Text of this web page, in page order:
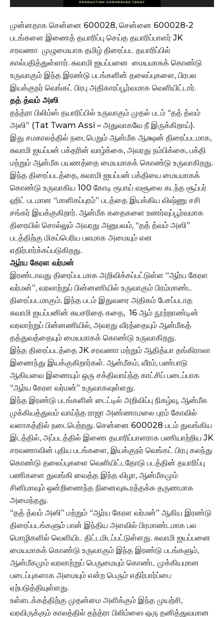
முன்னதாக சென்னை 600028, சென்னை 600028-2
படங்களை இணைத் தயாரிப்பு செய்த தயாரிப்பாளர் JK
சரவணா முழுமையாக தமிழ் திரைப்பட தயாரிப்பில்
கால்பதித்துள்ளார். சுவாமி ஐயப்பனை மையமாகக் கொண்டு
உருவாகும் இந்த இரண்டு படங்களின் தலைப்புகளை, பிரபல
இயக்குநர் வெங்கட் பிரபு அதிகாரப்பூர்வமாக வெளியிட்டார்.
தத் த்வம் அஸி
தந்த்ரா பிலிம்ஸ் தயாரிப்பில் உருவாகும் முதல் படம் “தத் த்வம்
அஸி” (Tat Twam Assi – அதுவாகவே நீ இருக்கிறாய்).
இது சமகாலத்தில் நடைபெறும் ஆன்மீக ஆக்ஷன் திரைப்படமாக,
சுவாமி ஐயப்பன் பக்தரின் வாழ்க்கை, அவரது நம்பிக்கை, பக்தி
மற்றும் ஆன்மீக பயணத்தை மையமாகக் கொண்டு உருவாகிறது.
இந்த திரைப்படத்தை, சுவாமி ஐயப்பன் பக்தியை மையமாகக்
கொண்டு உருவாகிய 100 கோடி ரூபாய் வசூலை கடந்த சூப்பர்
ஹிட் படமான “மாளிகப்புரம்” படத்தை இயக்கிய விஷ்ணு சசி
சங்கர் இயக்குகிறார். ஆன்மீக கதைகளை உணர்வுப்பூர்வமாக
திரையில் சொல்லும் அவரது அனுபவம், “தத் த்வம் அஸி”
படத்திற்கு மிகப்பெரிய பலமாக அமையும் என
எதிர்பார்க்கப்படுகிறது.
ஆர்ய கேரள வர்மன்
இரண்டாவது திரைப்படமாக அறிவிக்கப்பட்டுள்ள “ஆர்ய கேரள
வர்மன்”, வரலாற்றுப் பின்னணியில் உருவாகும் பிரம்மாண்ட
திரைப்படமாகும். இந்த படம் இதுவரை அதிகம் பேசப்படாத
சுவாமி ஐயப்பனின் சுயசரிதை கதை, 16 ஆம் நூற்றாண்டின்
வரலாற்றுப் பின்னணியில், அவரது வீரத்தையும் ஆன்மீகத்
தத்துவத்தையும் மையமாகக் கொண்டு உருவாகிறது.
இந்த திரைப்படத்தை JK சரவணா மற்றும் ஆதித்யா தங்கிராலா
இணைந்து இயக்குகிறார்கள். ஆன்மீகம், வீரம், பண்பாடு
ஆகியவை இணையும் ஒரு சக்திவாய்ந்த காட்சிப் படைப்பாக
“ஆர்ய கேரள வர்மன்” உருவாகவுள்ளது.
இந்த இரண்டு படங்களின் டைட்டில் அறிவிப்பு நிகழ்வு, ஆன்மீக
முக்கியத்துவம் வாய்ந்த ராஜா அண்ணாமலை புரம் கோவில்
வளாகத்தில் நடைபெற்றது. சென்னை 600028 படம் துவங்கிய
இடத்தில், அப்படத்தில் இணை தயாரிப்பாளராக பணியாற்றிய JK
சரவணாவின் புதிய படங்களை, இயக்குநர் வெங்கட் பிரபு கலந்து
கொண்டு தலைப்புகளை வெளியிட்டதோடு படத்தின் தயாரிப்பு
பணிகளை துவங்கி வைத்த இந்த விழா, ஆன்மீகமும்
சினிமாவும் ஒன்றிணைந்த நினைவுகூரத்தக்க தருணமாக
அமைந்தது.
“தத் த்வம் அஸி” மற்றும் “ஆர்ய கேரள வர்மன்” ஆகிய இரண்டு
திரைப்படங்களும் பான் இந்திய அளவில் பிரமாண்டமாக பல
மொழிகளில் வெளியிட திட்டமிடப்பட்டுள்ளது. சுவாமி ஐயப்பனை
மையமாகக் கொண்டு உருவாகும் இந்த இரண்டு படங்களும்,
ஆன்மீகமும் வரலாற்றுப் பெருமையும் கொண்ட முக்கியமான
படைப்புகளாக அமையும் என்ற பெரும் எதிர்பார்ப்பை
ஏற்படுத்தியுள்ளது.
உள்ளடக்கத்திற்கு முதன்மை அளிக்கும் இந்த முயற்சி,
வரவிருக்கும் காலத்தில் தந்த்ரா பிலிம்ஸை ஒரு தனித்துவமான